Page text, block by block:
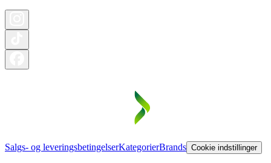
Salgs- og leveringsbetingelserKategorierBrands Cookie indstillinger